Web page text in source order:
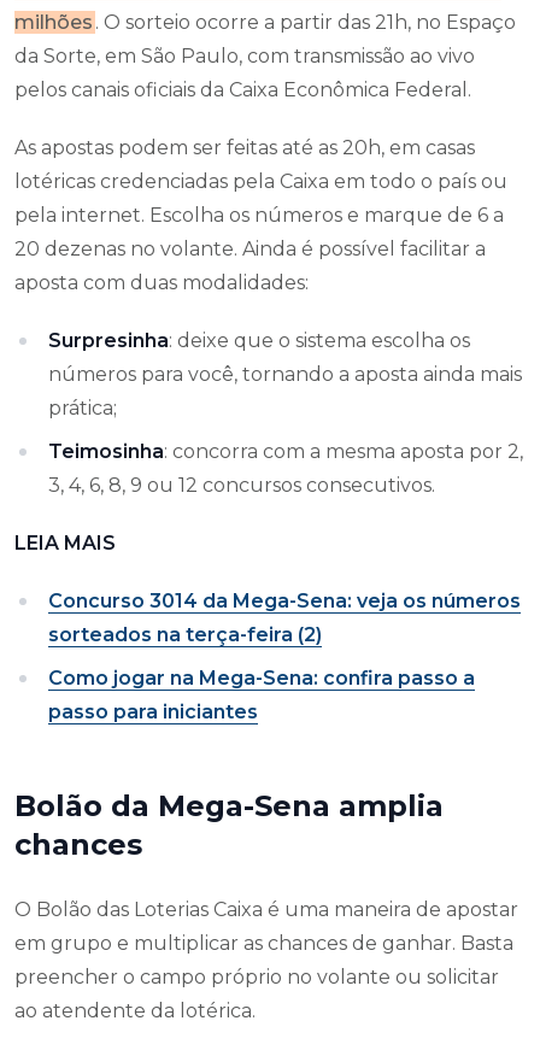
milhões . O sorteio ocorre a partir das 21h, no Espaço
da Sorte, em São Paulo, com transmissão ao vivo
pelos canais oficiais da Caixa Econômica Federal.
As apostas podem ser feitas até as 20h, em casas
lotéricas credenciadas pela Caixa em todo o país ou
pela internet. Escolha os números e marque de 6 a
20 dezenas no volante. Ainda é possível facilitar a
aposta com duas modalidades:
Surpresinha: deixe que o sistema escolha os
números para você, tornando a aposta ainda mais
prática;
Teimosinha: concorra com a mesma aposta por 2,
3, 4, 6, 8, 9 ou 12 concursos consecutivos.
LEIA MAIS
Concurso 3014 da Mega-Sena: veja os números
sorteados na terça-feira (2)
Como jogar na Mega-Sena: confira passo a
passo para iniciantes
Bolão da Mega-Sena amplia
chances
O Bolão das Loterias Caixa é uma maneira de apostar
em grupo e multiplicar as chances de ganhar. Basta
preencher o campo próprio no volante ou solicitar
ao atendente da lotérica.